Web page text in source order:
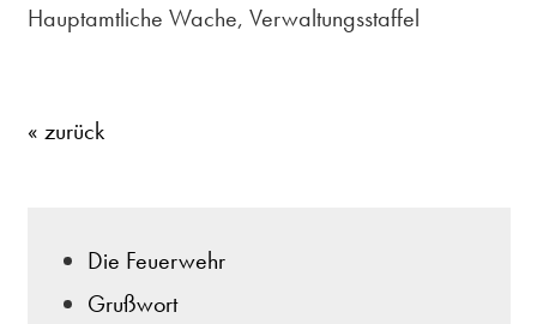
Hauptamtliche Wache, Verwaltungsstaffel
« zurück
Die Feuerwehr
Grußwort